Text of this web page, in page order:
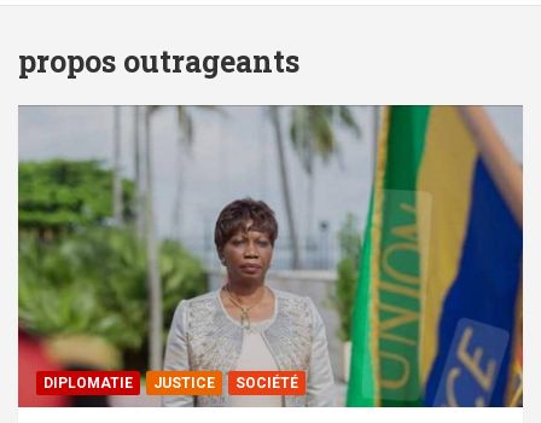
propos outrageants
DIPLOMATIE JUSTICE SOCIÉTÉ